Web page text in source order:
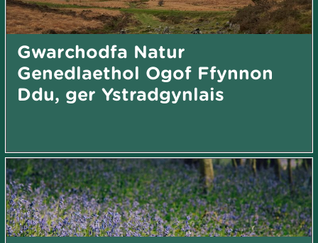
Gwarchodfa Natur
Genedlaethol Ogof Ffynnon
Ddu, ger Ystradgynlais